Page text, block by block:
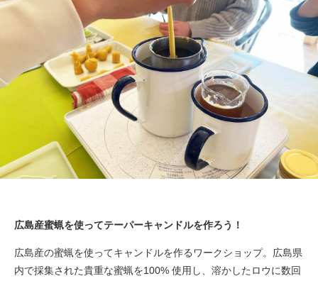
広島産蜜蝋を使ってテーパーキャンドルを作ろう！
広島産の蜜蝋を使ってキャンドルを作るワークショップ。広島県
内で採集された貴重な蜜蝋を100% 使用し、溶かしたロウに数回